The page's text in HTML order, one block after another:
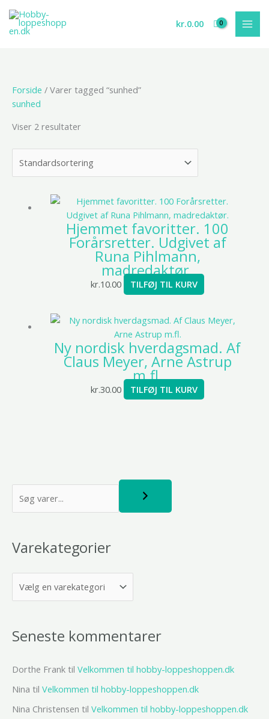
indholdet
kr.0.00
S
Varekategorier
Seneste kommentarer
Dorthe Frank til Velkommen til hobby-loppeshoppen.dk
Nina til Velkommen til hobby-loppeshoppen.dk
Nina Christensen til Velkommen til hobby-loppeshoppen.dk
Forside / Varer tagged “sunhed”
sunhed
Viser 2 resultater
Hjemmet favoritter. 100
Forårsretter. Udgivet af
Runa Pihlmann,
madredaktør.
kr.10.00 TILFØJ TIL KURV
Ny nordisk hverdagsmad. Af
Claus Meyer, Arne Astrup
m.fl.
kr.30.00 TILFØJ TIL KURV